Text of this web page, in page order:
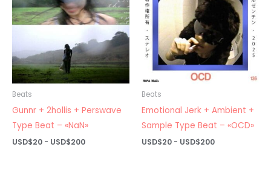
Beats
Gunnr + 2hollis + Perswave
Type Beat – «NaN»
USD$20 - USD$200Rango
Beats
Emotional Jerk + Ambient +
Sample Type Beat – «OCD»
USD$20 - USD$200Rango